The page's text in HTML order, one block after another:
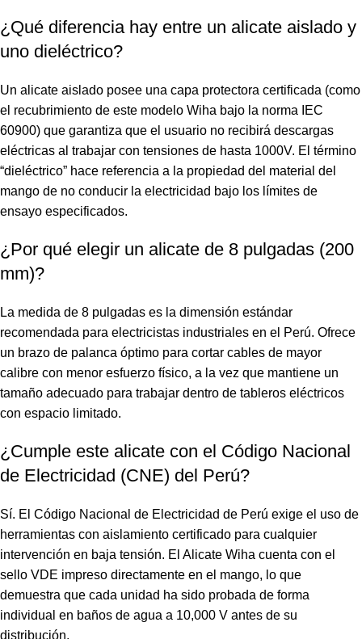
¿Qué diferencia hay entre un alicate aislado y
uno dieléctrico?
Un alicate aislado posee una capa protectora certificada (como
el recubrimiento de este modelo Wiha bajo la norma IEC
60900) que garantiza que el usuario no recibirá descargas
eléctricas al trabajar con tensiones de hasta 1000V. El término
“dieléctrico” hace referencia a la propiedad del material del
mango de no conducir la electricidad bajo los límites de
ensayo especificados.
¿Por qué elegir un alicate de 8 pulgadas (200
mm)?
La medida de 8 pulgadas es la dimensión estándar
recomendada para electricistas industriales en el Perú. Ofrece
un brazo de palanca óptimo para cortar cables de mayor
calibre con menor esfuerzo físico, a la vez que mantiene un
tamaño adecuado para trabajar dentro de tableros eléctricos
con espacio limitado.
¿Cumple este alicate con el Código Nacional
de Electricidad (CNE) del Perú?
Sí. El Código Nacional de Electricidad de Perú exige el uso de
herramientas con aislamiento certificado para cualquier
intervención en baja tensión. El Alicate Wiha cuenta con el
sello VDE impreso directamente en el mango, lo que
demuestra que cada unidad ha sido probada de forma
individual en baños de agua a 10,000 V antes de su
distribución.